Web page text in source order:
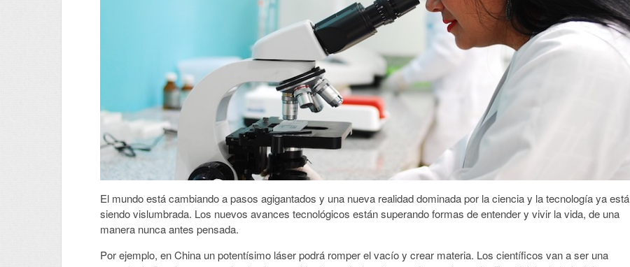
El mundo está cambiando a pasos agigantados y una nueva realidad dominada por la ciencia y la tecnología ya está
siendo vislumbrada. Los nuevos avances tecnológicos están superando formas de entender y vivir la vida, de una
manera nunca antes pensada.
Por ejemplo, en China un potentísimo láser podrá romper el vacío y crear materia. Los científicos van a ser una